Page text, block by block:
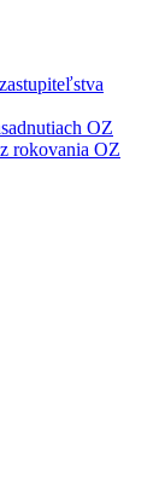
OZ
rokovania OZ